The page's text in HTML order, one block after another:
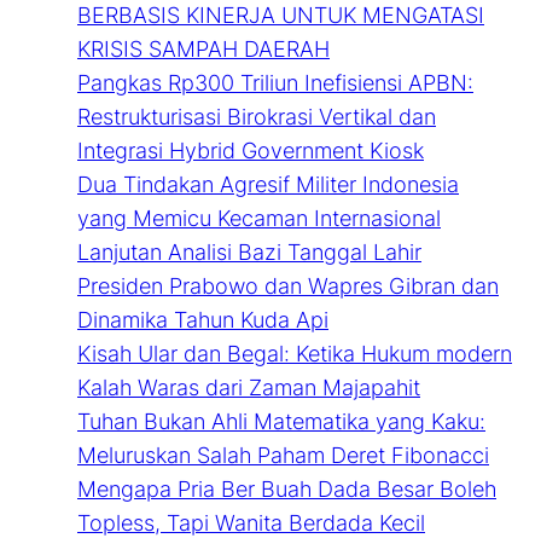
BERBASIS KINERJA UNTUK MENGATASI
KRISIS SAMPAH DAERAH
Pangkas Rp300 Triliun Inefisiensi APBN:
Restrukturisasi Birokrasi Vertikal dan
Integrasi Hybrid Government Kiosk
Dua Tindakan Agresif Militer Indonesia
yang Memicu Kecaman Internasional
Lanjutan Analisi Bazi Tanggal Lahir
Presiden Prabowo dan Wapres Gibran dan
Dinamika Tahun Kuda Api
Kisah Ular dan Begal: Ketika Hukum modern
Kalah Waras dari Zaman Majapahit
Tuhan Bukan Ahli Matematika yang Kaku:
Meluruskan Salah Paham Deret Fibonacci
Mengapa Pria Ber Buah Dada Besar Boleh
Topless, Tapi Wanita Berdada Kecil